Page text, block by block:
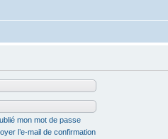
mon mot de passe
l’e-mail de confirmation